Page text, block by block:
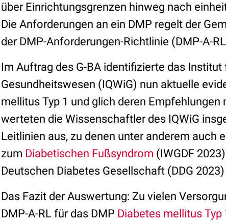
über Einrichtungsgrenzen hinweg nach
Die Anforderungen an ein DMP regelt der
der DMP-Anforderungen-Richtlinie (DMP-A-
Im Auftrag des G-BA identifizierte das
Gesundheitswesen (IQWiG) nun aktuelle
mellitus Typ 1 und glich deren Empfehlungen
werteten die Wissenschaftler des IQWiG
Leitlinien aus, zu denen unter anderem auch
zum Diabetischen Fußsyndrom (IWGDF
Deutschen Diabetes Gesellschaft (DDG
Das Fazit der Auswertung: Zu vielen
DMP-A-RL für das DMP Diabetes mellitus Typ